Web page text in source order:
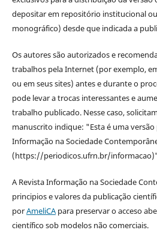
depositar em repositório institucional
monográfico) desde que indicada a
Os autores são autorizados e
trabalhos pela Internet (por exemplo,
ou em seus sites) antes e durante o
pode levar a trocas interessantes e
trabalho publicado. Nesse caso,
manuscrito indique: "Esta é uma
Informação na Sociedade
(https://periodicos.ufrn.br/
A Revista Informação na Sociedade
principios e valores da publicação
porAmeliCApara preservar o acceso
científico sob modelos não comerciais.